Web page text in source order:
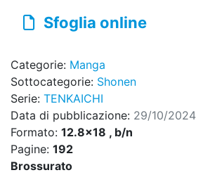
Sfoglia online
Categorie: Manga
Sottocategorie: Shonen
Serie: TENKAICHI
Data di pubblicazione: 29/10/2024
Formato: 12.8x18 , b/n
Pagine: 192
Brossurato